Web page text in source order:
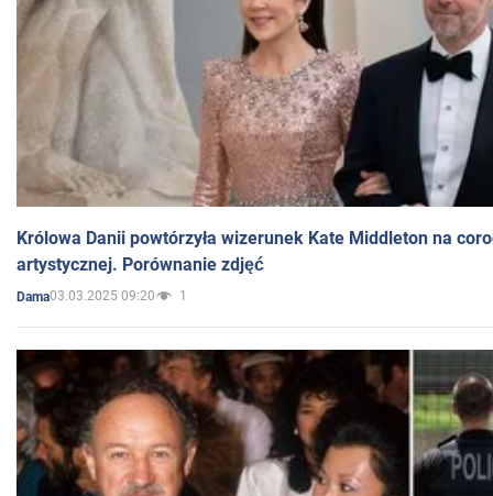
Królowa Danii powtórzyła wizerunek Kate Middleton na
artystycznej. Porównanie zdjęć
Dama03.03.2025 09:20 1